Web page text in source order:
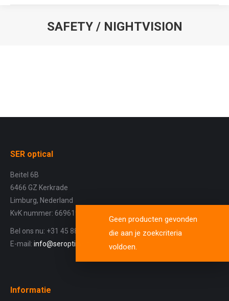
SAFETY / NIGHTVISION
Geen producten gevonden
die aan je zoekcriteria
voldoen.
SER optical
Beitel 6B
6466 GZ Kerkrade
Limburg, Nederland
KvK nummer: 66961971
Bel ons nu: +31 45 8881257
E-mail: info@seroptical.nl
Informatie